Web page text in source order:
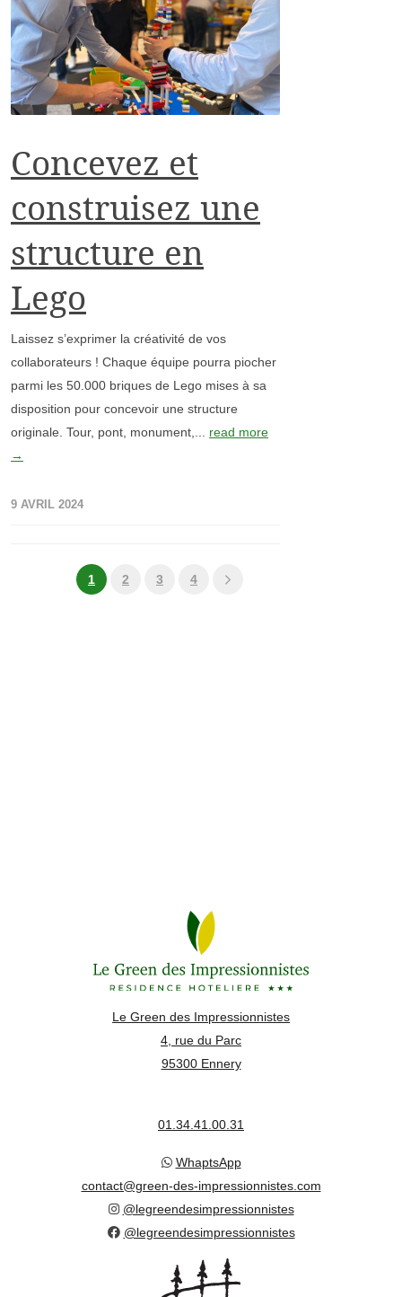
Concevez et
construisez une
structure en
Lego
Laissez s’exprimer la créativité de vos
collaborateurs ! Chaque équipe pourra piocher
parmi les 50.000 briques de Lego mises à sa
disposition pour concevoir une structure
originale. Tour, pont, monument,... read more
→
9 AVRIL 2024
1 2 3 4
Le Green des Impressionnistes
4, rue du Parc
95300 Ennery
01.34.41.00.31
WhaptsApp
contact@green-des-impressionnistes.com
@legreendesimpressionnistes
@legreendesimpressionnistes